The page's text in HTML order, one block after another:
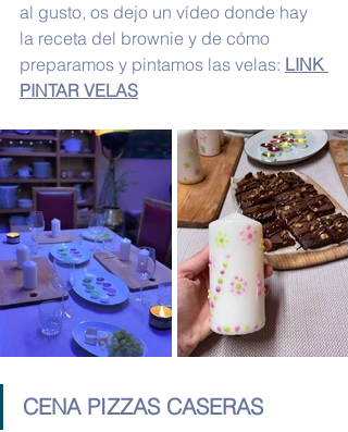
al gusto, os dejo un vídeo donde hay
la receta del brownie y de cómo
preparamos y pintamos las velas: LINK
PINTAR VELAS
CENA PIZZAS CASERAS